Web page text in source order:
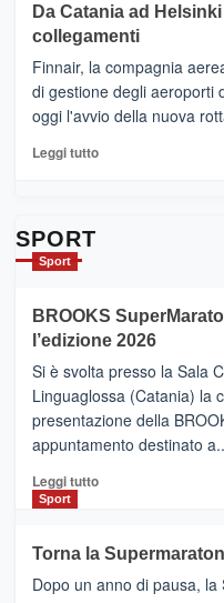
tappe
dell’enoturismo
RANDAZZO
–
Ci
siamo
quasi….
pronti
per
Da Catania ad
collegamenti
Finnair, la compagnia
di gestione degli aeroporti
oggi l'avvio della nuova
Leggi tuttoLeggi
con
la
Al
via
i
collegamenti
SPORT
Sport
BROOKS
l’edizione 2026
Si è svolta presso la Sala
Linguaglossa (Catania) la
presentazione della
appuntamento destinato
Leggi tuttoLeggi
BROOKS
SuperMaratona
Sport
Torna la
Dopo un anno di pausa, la